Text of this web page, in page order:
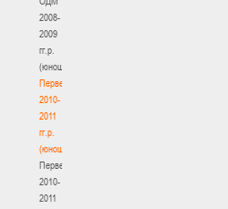
2008-
2009
гг.р.
(юноши)
Первенство
2010-
2011
гг.р.
(юноши)
Первенство
2010-
2011